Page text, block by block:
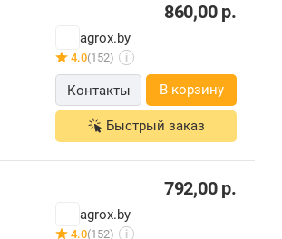
860,00р.
agrox.by
4.0(152) i
Контакты В корзину
Быстрый заказ
792,00р.
agrox.by
4.0(152) i